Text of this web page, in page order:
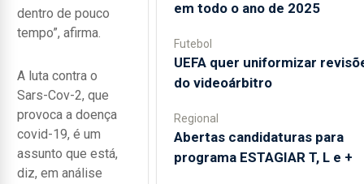
dentro de pouco
tempo”, afirma.
A luta contra o
Sars-Cov-2, que
provoca a doença
covid-19, é um
assunto que está,
diz, em análise
em todo o ano de 2025
Futebol
UEFA quer uniformizar
do videoárbitro
Regional
Abertas candidaturas para
programa ESTAGIAR T, L e +